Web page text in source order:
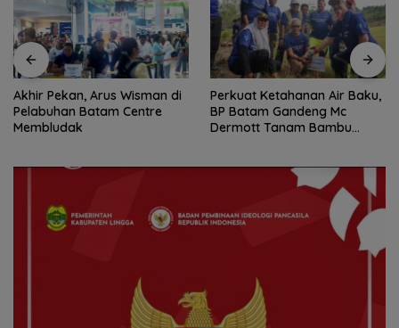
Perkuat Ketahanan Air Baku,
BP Batam Gandeng Mc
Dermott Tanam Bambu
BP Batam Optimalkan
Pelayanan Air Bersih,
Pasokan Kawasan NDP dari